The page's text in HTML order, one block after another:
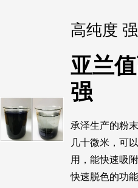
高纯度
亚兰
强
承泽生产的粉
几十微米，可
用，能快速吸
快速脱色的功